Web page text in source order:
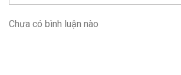
Chưa có bình luận nào